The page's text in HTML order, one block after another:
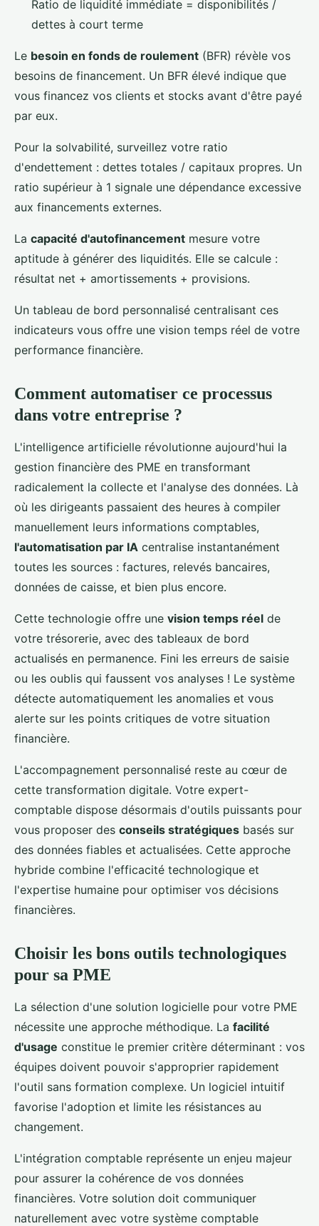
Ratio de liquidité immédiate = disponibilités /
dettes à court terme
Le besoin en fonds de roulement (BFR) révèle vos
besoins de financement. Un BFR élevé indique que
vous financez vos clients et stocks avant d'être payé
par eux.
Pour la solvabilité, surveillez votre ratio
d'endettement : dettes totales / capitaux propres. Un
ratio supérieur à 1 signale une dépendance excessive
aux financements externes.
La capacité d'autofinancement mesure votre
aptitude à générer des liquidités. Elle se calcule :
résultat net + amortissements + provisions.
Un tableau de bord personnalisé centralisant ces
indicateurs vous offre une vision temps réel de votre
performance financière.
Comment automatiser ce processus
dans votre entreprise ?
L'intelligence artificielle révolutionne aujourd'hui la
gestion financière des PME en transformant
radicalement la collecte et l'analyse des données. Là
où les dirigeants passaient des heures à compiler
manuellement leurs informations comptables,
l'automatisation par IA centralise instantanément
toutes les sources : factures, relevés bancaires,
données de caisse, et bien plus encore.
Cette technologie offre une vision temps réel de
votre trésorerie, avec des tableaux de bord
actualisés en permanence. Fini les erreurs de saisie
ou les oublis qui faussent vos analyses ! Le système
détecte automatiquement les anomalies et vous
alerte sur les points critiques de votre situation
financière.
L'accompagnement personnalisé reste au cœur de
cette transformation digitale. Votre expert-
comptable dispose désormais d'outils puissants pour
vous proposer des conseils stratégiques basés sur
des données fiables et actualisées. Cette approche
hybride combine l'efficacité technologique et
l'expertise humaine pour optimiser vos décisions
financières.
Choisir les bons outils technologiques
pour sa PME
La sélection d'une solution logicielle pour votre PME
nécessite une approche méthodique. La facilité
d'usage constitue le premier critère déterminant : vos
équipes doivent pouvoir s'approprier rapidement
l'outil sans formation complexe. Un logiciel intuitif
favorise l'adoption et limite les résistances au
changement.
L'intégration comptable représente un enjeu majeur
pour assurer la cohérence de vos données
financières. Votre solution doit communiquer
naturellement avec votre système comptable